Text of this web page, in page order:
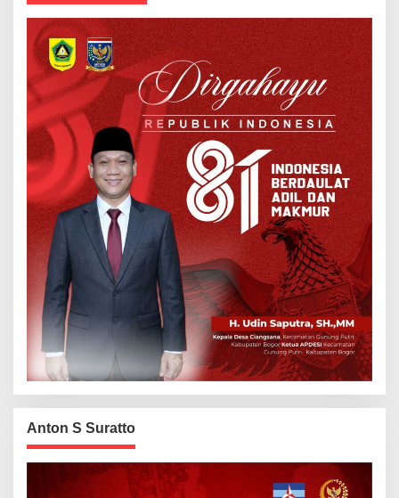
Anton S Suratto